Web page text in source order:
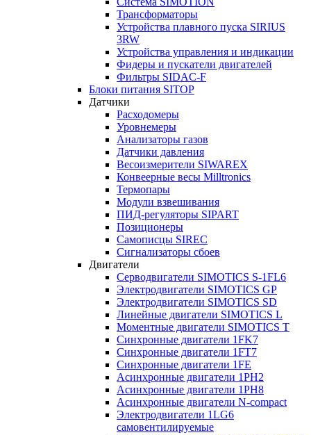
Трансформаторы
Устройства плавного пуска SIRIUS
3RW
Устройства управления и индикации
Фидеры и пускатели двигателей
Фильтры SIDAC-F
Блоки питания SITOP
Датчики
Расходомеры
Уровнемеры
Анализаторы газов
Датчики давления
Весоизмерители SIWAREX
Конвеерные весы Milltronics
Термопары
Модули взвешивания
ПИД-регуляторы SIPART
Позиционеры
Самописцы SIREC
Сигнализаторы сбоев
Двигатели
Серводвигатели SIMOTICS S-1FL6
Электродвигатели SIMOTICS GP
Электродвигатели SIMOTICS SD
Линейные двигатели SIMOTICS L
Моментные двигатели SIMOTICS T
Синхронные двигатели 1FK7
Синхронные двигатели 1FT7
Синхронные двигатели 1FE
Асинхронные двигатели 1PH2
Асинхронные двигатели 1PH8
Асинхронные двигатели N-compact
Электродвигатели 1LG6
cамовентилируемые